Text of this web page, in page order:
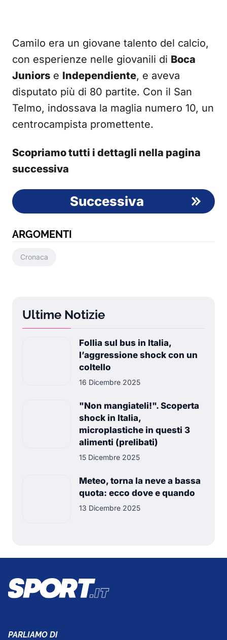
Camilo era un giovane talento del calcio,
con esperienze nelle giovanili di Boca
Juniors e Independiente, e aveva
disputato più di 80 partite. Con il San
Telmo, indossava la maglia numero 10, un
centrocampista promettente.
Scopriamo tutti i dettagli nella pagina
successiva
Successiva
ARGOMENTI
Cronaca
Ultime Notizie
Follia sul bus in Italia,
l’aggressione shock con un
coltello
16 Dicembre 2025
"Non mangiateli!". Scoperta
shock in Italia,
microplastiche in questi 3
alimenti (prelibati)
15 Dicembre 2025
Meteo, torna la neve a bassa
quota: ecco dove e quando
13 Dicembre 2025
PARLIAMO DI